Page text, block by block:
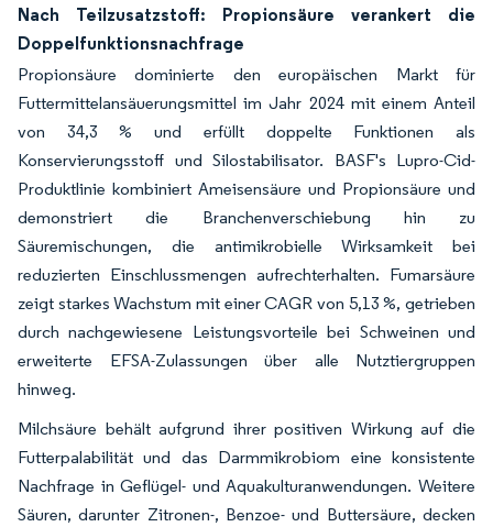
Nach Teilzusatzstoff: Propionsäure verankert die
Doppelfunktionsnachfrage
Propionsäure dominierte den europäischen Markt für
Futtermittelansäuerungsmittel im Jahr 2024 mit einem Anteil
von 34,3 % und erfüllt doppelte Funktionen als
Konservierungsstoff und Silostabilisator. BASF's Lupro-Cid-
Produktlinie kombiniert Ameisensäure und Propionsäure und
demonstriert die Branchenverschiebung hin zu
Säuremischungen, die antimikrobielle Wirksamkeit bei
reduzierten Einschlussmengen aufrechterhalten. Fumarsäure
zeigt starkes Wachstum mit einer CAGR von 5,13 %, getrieben
durch nachgewiesene Leistungsvorteile bei Schweinen und
erweiterte EFSA-Zulassungen über alle Nutztiergruppen
hinweg.
Milchsäure behält aufgrund ihrer positiven Wirkung auf die
Futterpalabilität und das Darmmikrobiom eine konsistente
Nachfrage in Geflügel- und Aquakulturanwendungen. Weitere
Säuren, darunter Zitronen-, Benzoe- und Buttersäure, decken